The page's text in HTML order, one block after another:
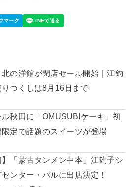
北の洋館が閉店セール開始｜江釣
つくしは8月16日まで
ル秋田に「OMUSUBIケーキ」初
限定で話題のスイーツが登場
】「蒙古タンメン中本」江釣子シ
センター・パルに出店決定！